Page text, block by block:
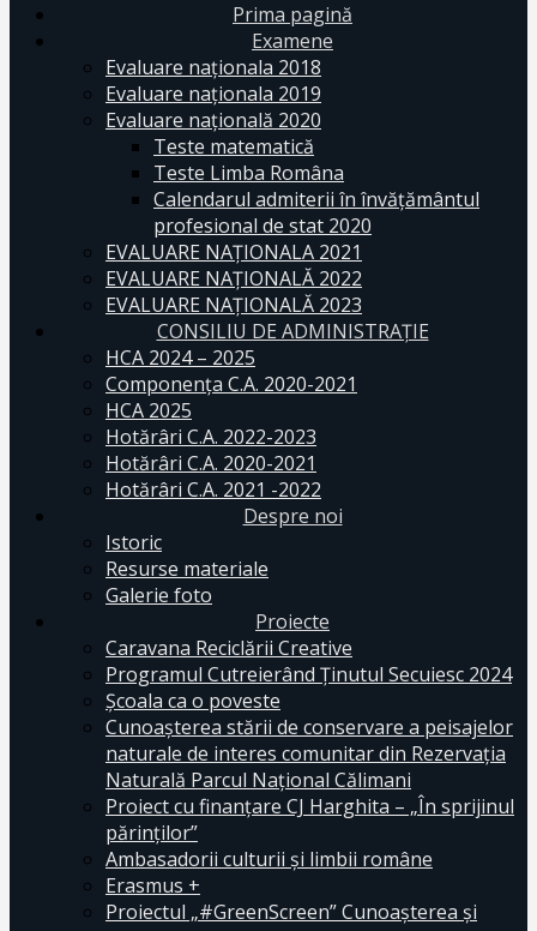
Prima pagină
Examene
Evaluare naționala 2018
Evaluare naționala 2019
Evaluare națională 2020
Teste matematică
Teste Limba Româna
Calendarul admiterii în învăţământul
profesional de stat 2020
EVALUARE NAȚIONALA 2021
EVALUARE NAŢIONALĂ 2022
EVALUARE NAŢIONALĂ 2023
CONSILIU DE ADMINISTRAȚIE
HCA 2024 – 2025
Componența C.A. 2020-2021
HCA 2025
Hotărâri C.A. 2022-2023
Hotărâri C.A. 2020-2021
Hotărâri C.A. 2021 -2022
Despre noi
Istoric
Resurse materiale
Galerie foto
Proiecte
Caravana Reciclării Creative
Programul Cutreierând Ținutul Secuiesc 2024
Școala ca o poveste
Cunoaşterea stării de conservare a peisajelor
naturale de interes comunitar din Rezervaţia
Naturală Parcul Naţional Călimani
Proiect cu finanţare CJ Harghita – „În sprijinul
părinţilor”
Ambasadorii culturii și limbii române
Erasmus +
Proiectul „#GreenScreen” Cunoașterea şi